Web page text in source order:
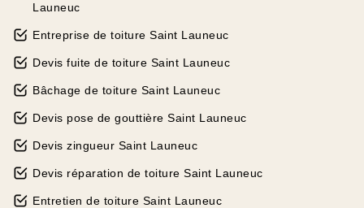
Launeuc
Entreprise de toiture Saint Launeuc
Devis fuite de toiture Saint Launeuc
Bâchage de toiture Saint Launeuc
Devis pose de gouttière Saint Launeuc
Devis zingueur Saint Launeuc
Devis réparation de toiture Saint Launeuc
Entretien de toiture Saint Launeuc